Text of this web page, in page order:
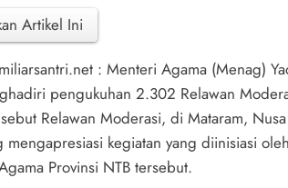
Artikel Ini
: Menteri Agama (Menag)
pengukuhan 2.302 Relawan
Relawan Moderasi, di Mataram,
mengapresiasi kegiatan yang diinisiasi
Provinsi NTB tersebut.